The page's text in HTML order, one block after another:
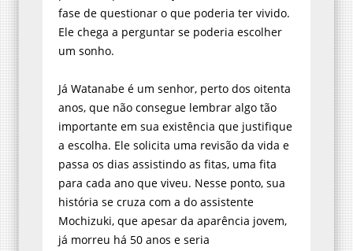
Ele chega a perguntar se poderia escolher
um sonho.
anos, que não consegue lembrar algo tão
importante em sua existência que justifique
a escolha. Ele solicita uma revisão da vida e
passa os dias assistindo as fitas, uma fita
para cada ano que viveu. Nesse ponto, sua
história se cruza com a do assistente
Mochizuki, que apesar da aparência jovem,
já morreu há 50 anos e seria
contemporâneo de Watanabe. Há algo na